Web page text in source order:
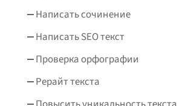
Написать сочинение
Написать SEO текст
Проверка орфографии
Рерайт текста